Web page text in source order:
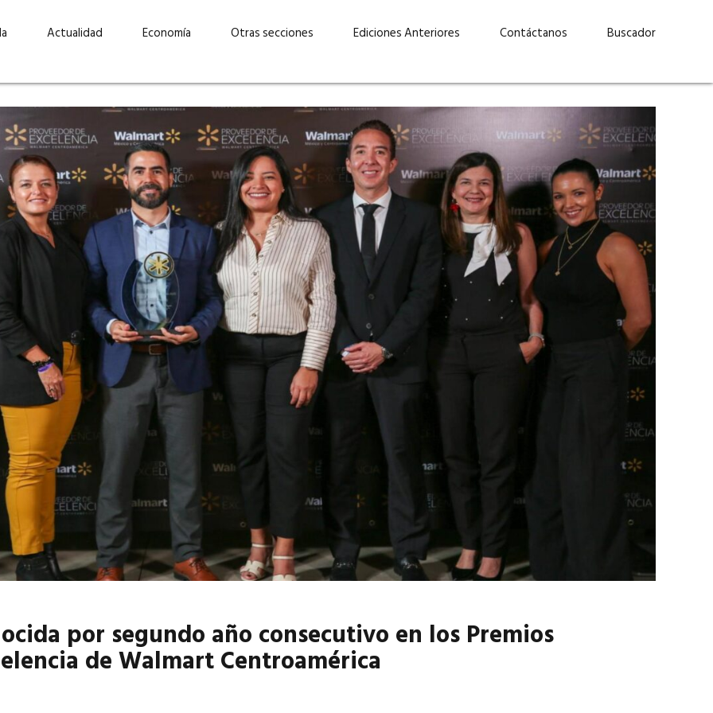
–
“Invertir con propósito:
cómo CBC impulsa su
crecimiento industrial a
través de la innovación y la
sostenibilidad”
EN PORTADA
Elizabeth Suárez: “Las
mujeres podemos liderar y
abrirnos paso por nuestros
propios méritos”
EN PORTADA marzo 2026
Lucas Martínez Paz: “En
tecnología, hay que invertir
con inteligencia, no por
EN PORTADA
Actualidad Economía Otras secciones Ediciones Anteriores Contáctanos Buscador
por segundo año consecutivo en los Premios
de Walmart Centroamérica